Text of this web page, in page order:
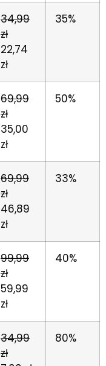
34,99
zł
22,74
zł
35%
69,99
zł
35,00
zł
50%
69,99
zł
46,89
zł
33%
99,99
zł
59,99
zł
40%
34,99
zł
80%